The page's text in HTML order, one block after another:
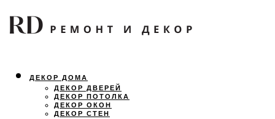
ДЕКОР ДОМА
ДЕКОР ДВЕРЕЙ
ДЕКОР ПОТОЛКА
ДЕКОР ОКОН
ДЕКОР СТЕН